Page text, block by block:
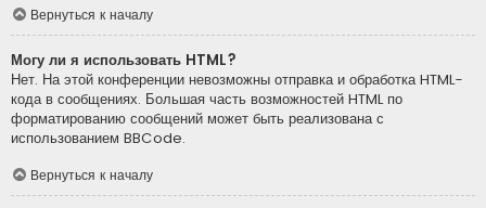
Вернуться к началу
Могу ли я использовать HTML?
Нет. На этой конференции невозможны отправка и обработка HTML-
кода в сообщениях. Большая часть возможностей HTML по
форматированию сообщений может быть реализована с
использованием BBCode.
Вернуться к началу